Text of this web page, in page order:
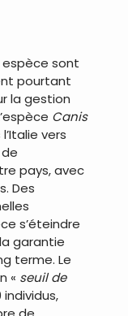
espèce sont
pourtant
la gestion
Canis
vers
pays, avec
Des
s’éteindre
garantie
terme. Le
« seuil de